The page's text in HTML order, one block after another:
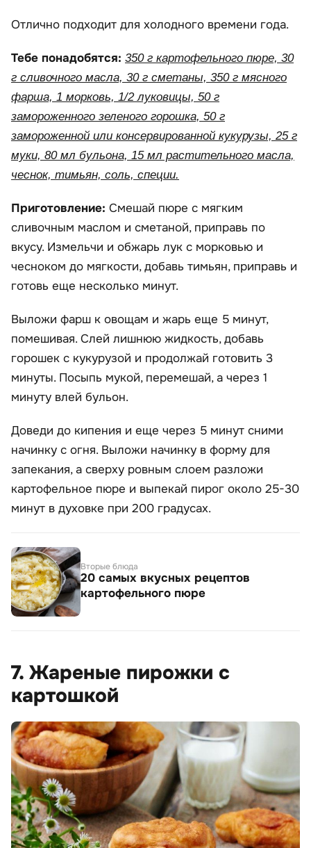
Отлично подходит для холодного времени года.
Тебе понадобятся: 350 г картофельного пюре, 30
г сливочного масла, 30 г сметаны, 350 г мясного
фарша, 1 морковь, 1/2 луковицы, 50 г
замороженного зеленого горошка, 50 г
замороженной или консервированной кукурузы, 25 г
муки, 80 мл бульона, 15 мл растительного масла,
чеснок, тимьян, соль, специи.
Приготовление: Смешай пюре с мягким
сливочным маслом и сметаной, приправь по
вкусу. Измельчи и обжарь лук с морковью и
чесноком до мягкости, добавь тимьян, приправь и
готовь еще несколько минут.
Выложи фарш к овощам и жарь еще 5 минут,
помешивая. Слей лишнюю жидкость, добавь
горошек с кукурузой и продолжай готовить 3
минуты. Посыпь мукой, перемешай, а через 1
минуту влей бульон.
Доведи до кипения и еще через 5 минут сними
начинку с огня. Выложи начинку в форму для
запекания, а сверху ровным слоем разложи
картофельное пюре и выпекай пирог около 25-30
минут в духовке при 200 градусах.
Вторые блюда
20 самых вкусных рецептов
картофельного пюре
7. Жареные пирожки с
картошкой